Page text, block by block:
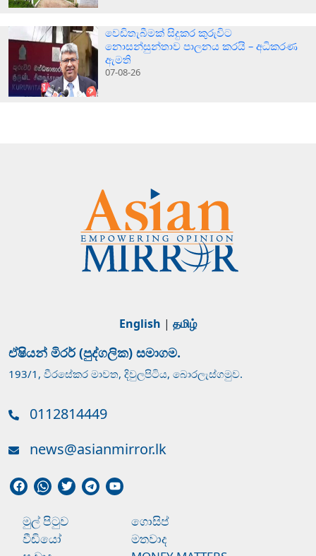
වෙඩිතැබීමක් සිදුකර කුරුවිට
නොසන්සුන්තාව පාලනය කරයි – අධිකරණ
ඇමති
07-08-26
English | தமிழ்
ඒෂියන් මිරර් (පුද්ගලික) සමාගම.
193/1, වීරසේකර මාවත, දිවුලපිටිය, බොරලැස්ගමුව.
0112814449
news@asianmirror.lk
මුල් පිටුව
ගොසිප්
වීඩියෝ
මතවාද